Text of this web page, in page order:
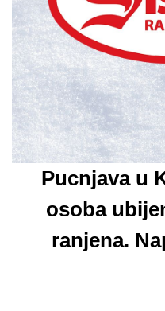
Pucnjava u
osoba
ranjena.